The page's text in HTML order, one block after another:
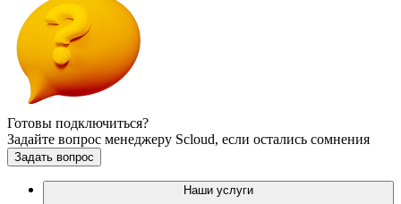
Готовы подключиться?
Задайте вопрос менеджеру Scloud, если остались сомнения
Задать вопрос
Наши услуги